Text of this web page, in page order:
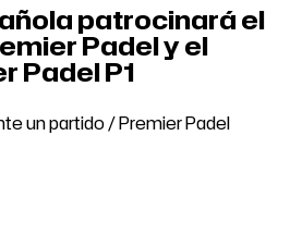
patrocinará el
Padel y el
Padel P1
un partido / Premier Padel